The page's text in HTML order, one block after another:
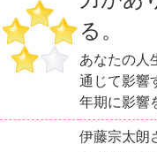
る。
あなたの人
通じて影響
年期に影響
伊藤宗太朗